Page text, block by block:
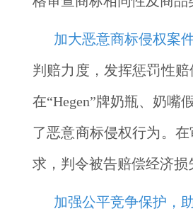
加大恶意商标侵权案
判赔力度，发挥惩罚性
在“Hegen”牌奶瓶、奶
了恶意商标侵权行为。
求，判令被告赔偿经济
加强公平竞争保护，